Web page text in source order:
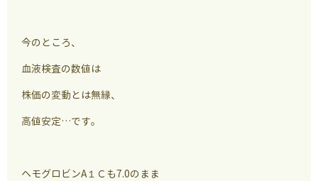
今のところ、
血液検査の数値は
株価の変動とは無縁、
高値安定…です。
ヘモグロビンA１Ｃも7.0のまま